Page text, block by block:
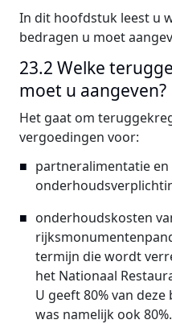
In dit hoofdstuk leest u
bedragen u moet
23.2 Welke
moet u aangeven?
Het gaat om
vergoedingen voor:
partneralimentatie en
onderhoudskosten
termijn die wordt
het Nationaal
U geeft 80% van
was namelijk ook 80%.